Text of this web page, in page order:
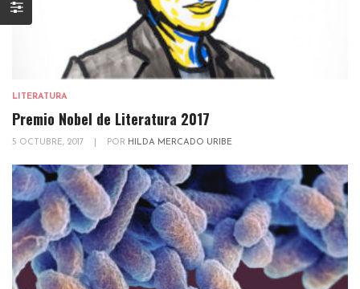
LITERATURA
Premio Nobel de Literatura 2017
5 OCTUBRE, 2017 POR HILDA MERCADO URIBE